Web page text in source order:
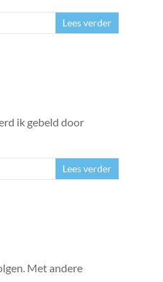
Lees verder
ik gebeld door
Lees verder
Met andere